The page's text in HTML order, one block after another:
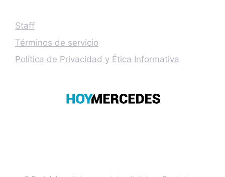
Staff
Términos de servicio
Política de Privacidad y Ética Informativa